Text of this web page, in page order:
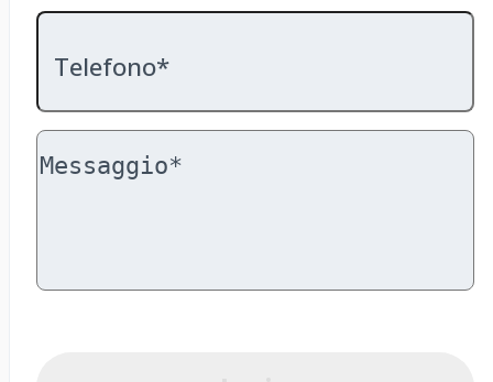
Telefono*